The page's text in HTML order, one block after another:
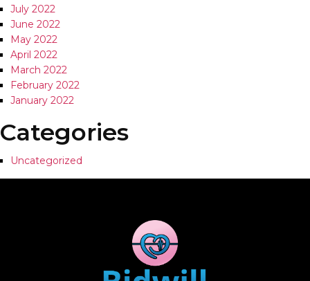
July 2022
June 2022
May 2022
April 2022
March 2022
February 2022
January 2022
Categories
Uncategorized